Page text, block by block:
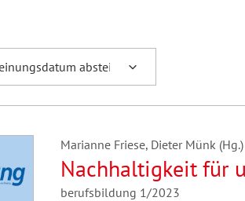
Marianne Friese, Dieter Münk (Hg.)
Nachhaltigkeit für
berufsbildung 1/2023